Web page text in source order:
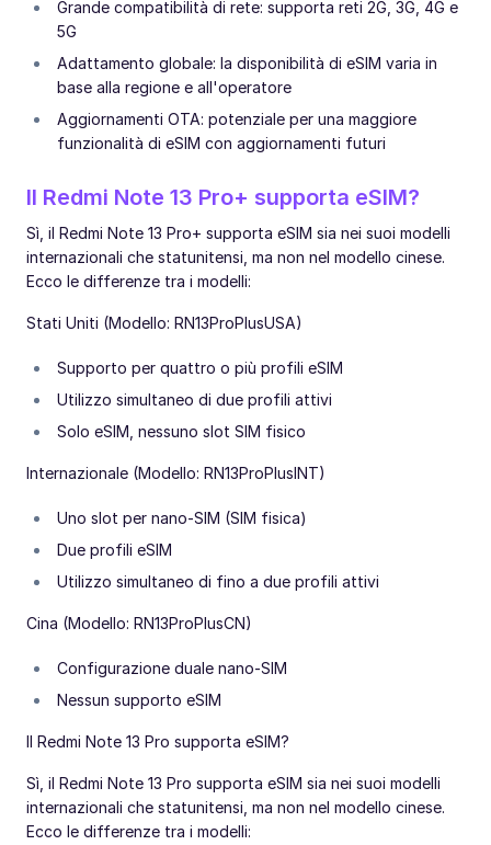
Grande compatibilità di rete: supporta reti 2G, 3G, 4G e
5G
Adattamento globale: la disponibilità di eSIM varia in
base alla regione e all'operatore
Aggiornamenti OTA: potenziale per una maggiore
funzionalità di eSIM con aggiornamenti futuri
Il Redmi Note 13 Pro+ supporta eSIM?
Sì, il Redmi Note 13 Pro+ supporta eSIM sia nei suoi modelli
internazionali che statunitensi, ma non nel modello cinese.
Ecco le differenze tra i modelli:
Stati Uniti (Modello: RN13ProPlusUSA)
Supporto per quattro o più profili eSIM
Utilizzo simultaneo di due profili attivi
Solo eSIM, nessuno slot SIM fisico
Internazionale (Modello: RN13ProPlusINT)
Uno slot per nano-SIM (SIM fisica)
Due profili eSIM
Utilizzo simultaneo di fino a due profili attivi
Cina (Modello: RN13ProPlusCN)
Configurazione duale nano-SIM
Nessun supporto eSIM
Il Redmi Note 13 Pro supporta eSIM?
Sì, il Redmi Note 13 Pro supporta eSIM sia nei suoi modelli
internazionali che statunitensi, ma non nel modello cinese.
Ecco le differenze tra i modelli: